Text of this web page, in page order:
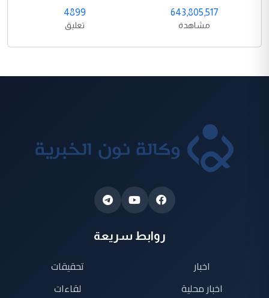
643,805,517
مشاهدة
4899
تعليق
روابط سريعة
اخبار
اخبار محلية
تحقيقات
لقاءات